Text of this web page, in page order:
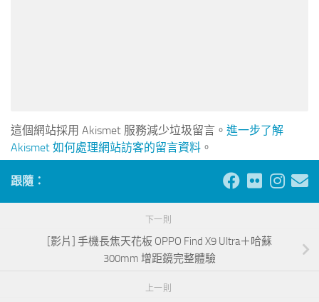
這個網站採用 Akismet 服務減少垃圾留言。 進一步了解
Akismet 如何處理網站訪客的留言資料 。
跟隨：
下一則
[影片] 手機長焦天花板 OPPO Find X9 Ultra＋哈蘇
300mm 增距鏡完整體驗
上一則